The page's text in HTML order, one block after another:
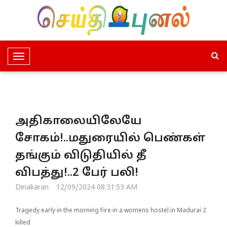
T
o
e
N
a
v
a
அதிகாலையிலேயே
சோகம்!..மதுரையில் பெண்கள்
தங்கும் விடுதியில் தீ
விபத்து!..2 பேர் பலி!
Dinakaran 12/09/2024 08:31:53 AM
Tragedy early in the morning Fire in a womens hostel in Madurai 2
killed